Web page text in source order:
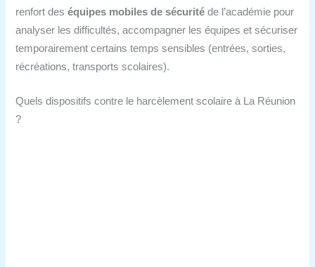
renfort deséquipes mobiles de sécurité de l’académie pour
analyser les difficultés, accompagner les équipes et sécuriser
temporairement certains temps sensibles (entrées, sorties,
récréations, transports scolaires).
Quels dispositifs contre le harcèlement scolaire à La Réunion
?